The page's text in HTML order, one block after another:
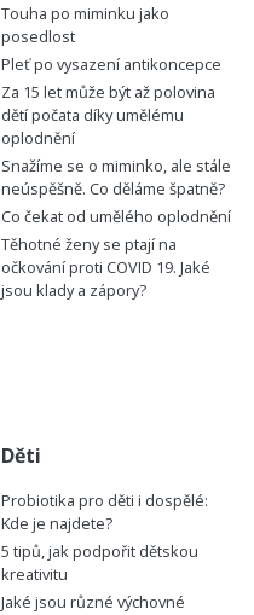
Touha po miminku jako
posedlost
Pleť po vysazení antikoncepce
Za 15 let může být až polovina
dětí počata díky umělému
oplodnění
Snažíme se o miminko, ale stále
neúspěšně. Co děláme špatně?
Co čekat od umělého oplodnění
Těhotné ženy se ptají na
očkování proti COVID 19. Jaké
jsou klady a zápory?
Děti
Probiotika pro děti i dospělé:
Kde je najdete?
5 tipů, jak podpořit dětskou
kreativitu
Jaké jsou různé výchovné